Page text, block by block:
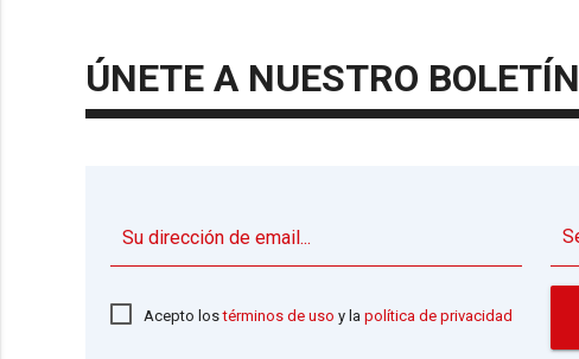
ÚNETE A NUESTRO BOLETÍN
Acepto lostérminos de uso y la política de privacidad